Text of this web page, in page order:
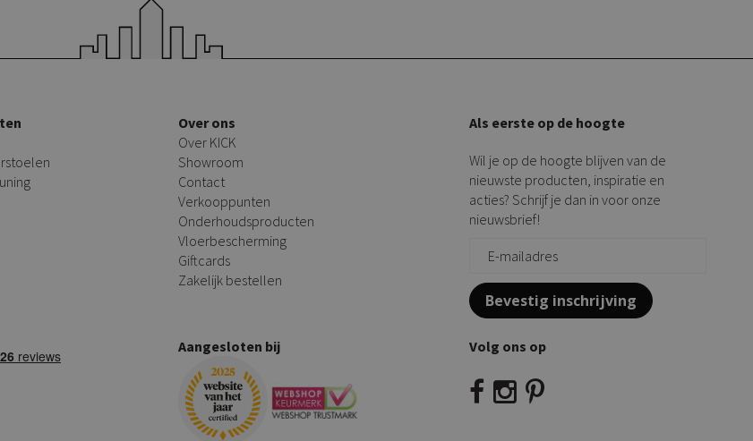
Over ons
Over KICK
Showroom
Contact
Verkooppunten
Onderhoudsproducten
Vloerbescherming
Giftcards
Zakelijk bestellen
Als eerste op de hoogte
Wil je op de hoogte blijven van de
nieuwste producten, inspiratie en
acties? Schrijf je dan in voor onze
nieuwsbrief!
Bevestig inschrijving
Aangesloten bij Volg ons op